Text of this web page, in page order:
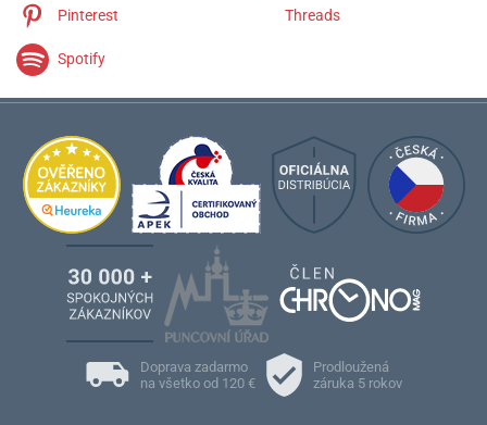
Pinterest Threads
Spotify
Doprava zadarmo
na všetko od 120 €
Prodloužená
záruka 5 rokov